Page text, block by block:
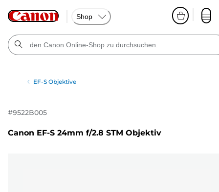
Shop
EF-S Objektive
#9522B005
Canon EF-S 24mm f/2.8 STM Objektiv